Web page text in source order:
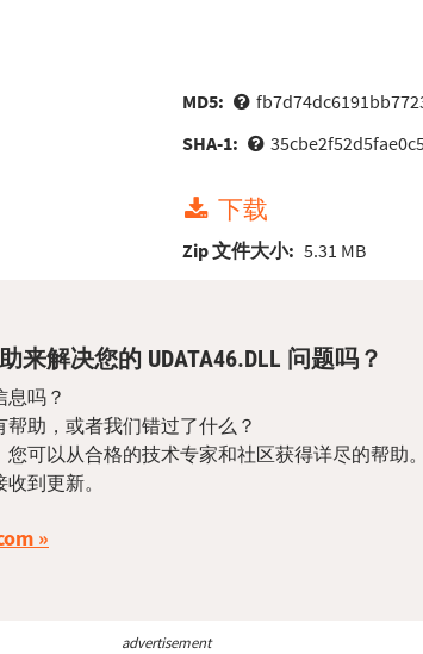
MD5:
SHA-1:
下载
Zip 文件大小: 5.31 MB
来解决您的 UDATA46.DLL 问题吗？
吗？
助，或者我们错过了什么？
您可以从合格的技术专家和社区获得详尽的帮助
到更新。
advertisement